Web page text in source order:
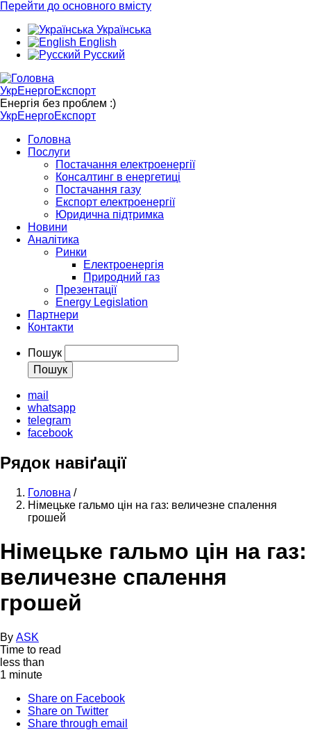
Перейти до основного вмісту
Українська
English
Русский
УкрЕнергоЕкспорт
Енергія без проблем :)
УкрЕнергоЕкспорт
Головна
Послуги
Постачання електроенергії
Консалтинг в енергетиці
Постачання газу
Експорт електроенергії
Юридична підтримка
Новини
Аналітика
Ринки
Електроенергія
Природний газ
Презентації
Energy Legislation
Партнери
Контакти
Пошук
mail
whatsapp
telegram
facebook
Рядок навіґації
Головна /
Німецьке гальмо цін на газ: величезне спалення
грошей
Німецьке гальмо цін на газ:
величезне спалення
грошей
By ASK
Time to read
less than
1 minute
Share on Facebook
Share on Twitter
Share through email